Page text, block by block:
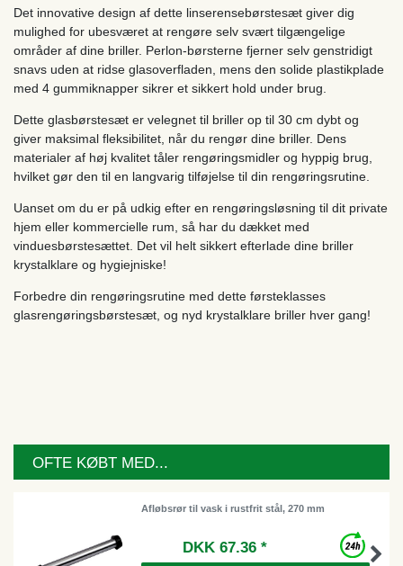
Det innovative design af dette linserensebørstesæt giver dig
mulighed for ubesværet at rengøre selv svært tilgængelige
områder af dine briller. Perlon-børsterne fjerner selv genstridigt
snavs uden at ridse glasoverfladen, mens den solide plastikplade
med 4 gummiknapper sikrer et sikkert hold under brug.
Dette glasbørstesæt er velegnet til briller op til 30 cm dybt og
giver maksimal fleksibilitet, når du rengør dine briller. Dens
materialer af høj kvalitet tåler rengøringsmidler og hyppig brug,
hvilket gør den til en langvarig tilføjelse til din rengøringsrutine.
Uanset om du er på udkig efter en rengøringsløsning til dit private
hjem eller kommercielle rum, så har du dækket med
vinduesbørstesættet. Det vil helt sikkert efterlade dine briller
krystalklare og hygiejniske!
Forbedre din rengøringsrutine med dette førsteklasses
glasrengøringsbørstesæt, og nyd krystalklare briller hver gang!
OFTE KØBT MED...
Afløbsrør til vask i rustfrit stål, 270 mm
DKK 67.36 *